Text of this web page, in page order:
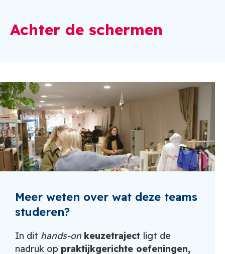
Achter de schermen
Meer weten over wat deze teams
studeren?
In dit hands-on keuzetraject ligt de
nadruk op praktijkgerichte oefeningen,